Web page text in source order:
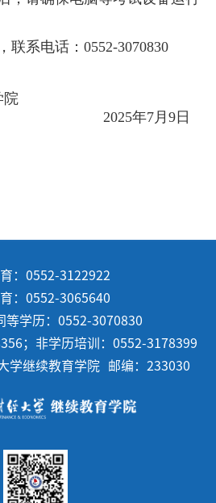
联系电话： 0552-3070830
2025年7月9日
：0552-3122922
：0552-3065640
等学历：0552-3070830
；非学历培训：0552-3178399
学继续教育学院
邮编：233030